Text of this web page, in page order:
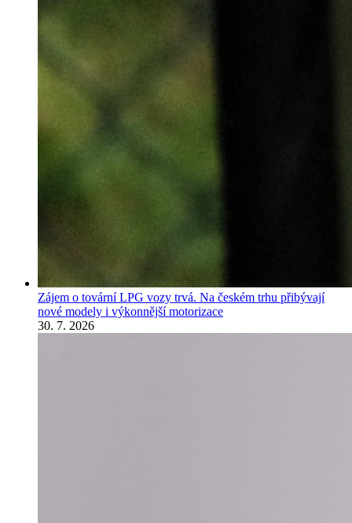
Zájem o tovární LPG vozy trvá. Na českém trhu přibývají
nové modely i výkonnější motorizace
30. 7. 2026